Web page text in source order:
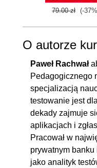
79.00 zł (-
O autorze
Paweł Rachwał
Pedagogicznego
specjalizacją
testowanie jest
dekady zajmuje
aplikacjach i
Pracował w
prywatnym
jako analityk